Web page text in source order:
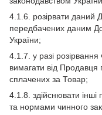
4.1.6. розірвати даний
передбачених даним
України;
4.1.7. у разі
вимагати від Продавця
сплачених за Товар;
4.1.8. здійснювати
та нормами чинного